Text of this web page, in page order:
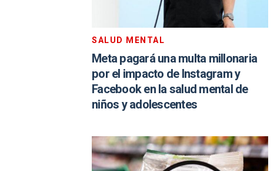
SALUD MENTAL
Meta pagará una multa millonaria
por el impacto de Instagram y
Facebook en la salud mental de
niños y adolescentes